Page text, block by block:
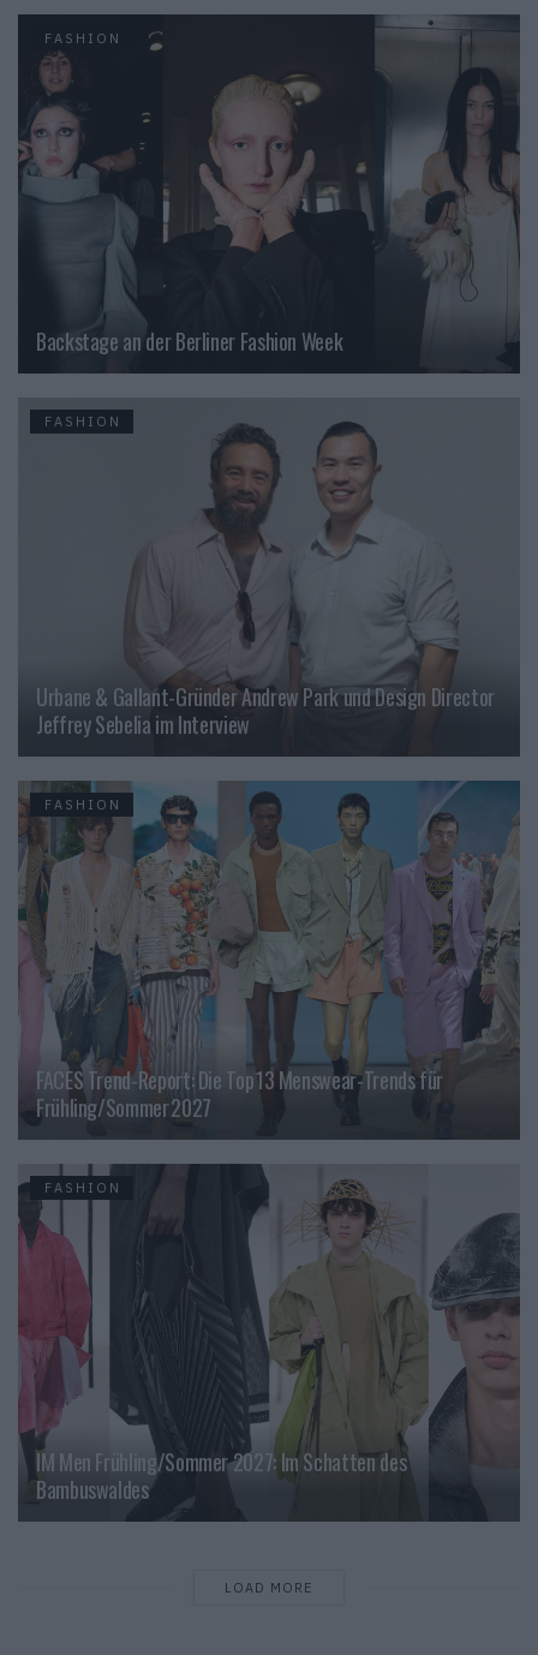
FASHION
Backstage an der Berliner Fashion Week
FASHION
Urbane & Gallant-Gründer Andrew Park und Design Director
Jeffrey Sebelia im Interview
FASHION
FACES Trend-Report: Die Top 13 Menswear-Trends für
Frühling/Sommer 2027
FASHION
IM Men Frühling/Sommer 2027: Im Schatten des
Bambuswaldes
LOAD MORE